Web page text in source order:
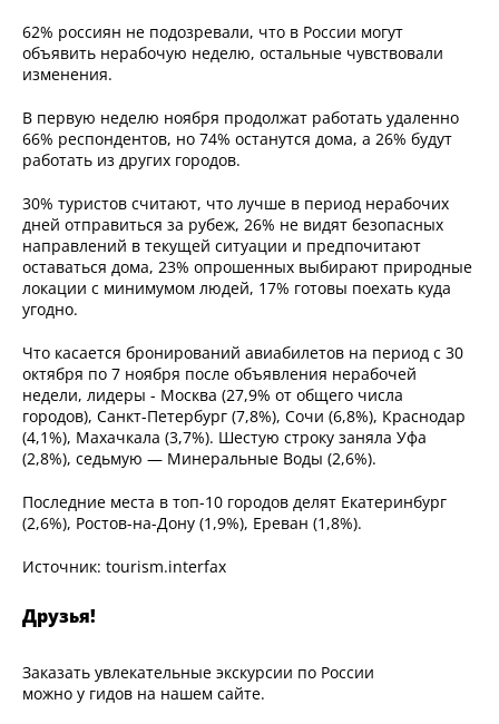
62% россиян не подозревали, что в России могут
объявить нерабочую неделю, остальные чувствовали
изменения.
В первую неделю ноября продолжат работать удаленно
66% респондентов, но 74% останутся дома, а 26% будут
работать из других городов.
30% туристов считают, что лучше в период нерабочих
дней отправиться за рубеж, 26% не видят безопасных
направлений в текущей ситуации и предпочитают
оставаться дома, 23% опрошенных выбирают природные
локации с минимумом людей, 17% готовы поехать куда
угодно.
Что касается бронирований авиабилетов на период с 30
октября по 7 ноября после объявления нерабочей
недели, лидеры - Москва (27,9% от общего числа
городов), Санкт-Петербург (7,8%), Сочи (6,8%), Краснодар
(4,1%), Махачкала (3,7%). Шестую строку заняла Уфа
(2,8%), седьмую — Минеральные Воды (2,6%).
Последние места в топ-10 городов делят Екатеринбург
(2,6%), Ростов-на-Дону (1,9%), Ереван (1,8%).
Источник: tourism.interfax
Друзья!
Заказать увлекательные экскурсии по России
можно у гидов на нашем сайте.